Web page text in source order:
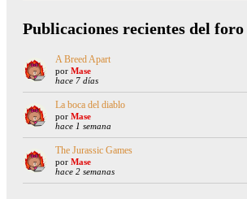
Publicaciones recientes del foro
A Breed Apart
por Mase
hace 7 días
La boca del diablo
por Mase
hace 1 semana
The Jurassic Games
por Mase
hace 2 semanas